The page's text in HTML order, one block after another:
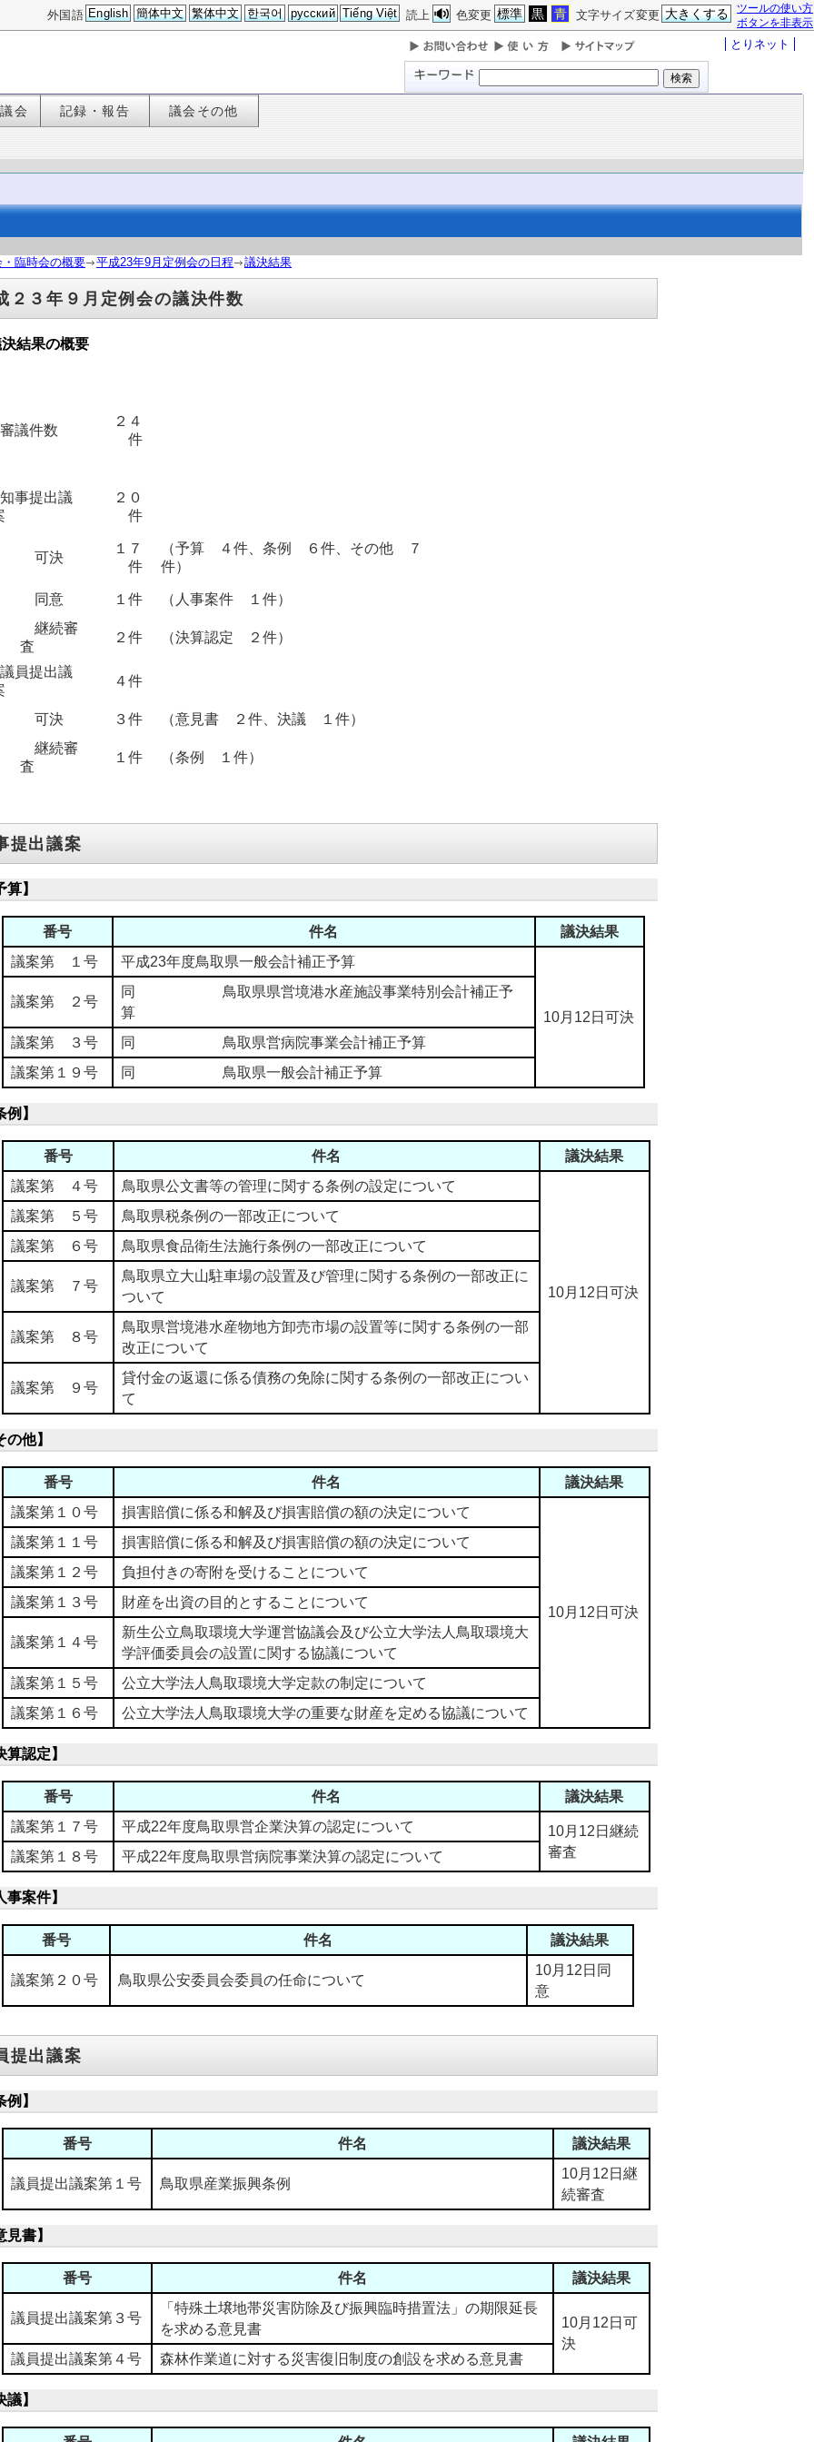
ツールの使い方
ボタンを非表示
文字サイズ変更 大きくする
色変更 標準 黒 青
読上
外国語 English 簡体中文 繁体中文 한국어 русский Tiếng Việt
とりネット
会 記録・報告 議会その他
・臨時会の概要 平成23年9月定例会の日程 議決結果
２３年９月定例会の議決件数
結果の概要
議件数
２４
件
事提出議
２０
件
可決
１７
件
（予算 ４件、条例 ６件、その他 ７
件）
同意 １件
（人事案件 １件）
継続審
査
２件 （決算認定 ２件）
員提出議
４件
可決 ３件
（意見書 ２件、決議 １件）
継続審
査
１件 （条例 １件）
提出議案
算】
番号 件名
議決結果
議案第 １号
平成23年度鳥取県一般会計補正予算
10月12日可決
議案第 ２号
同 鳥取県県営境港水産施設事業特別会計補正予
算
議案第 ３号
同 鳥取県営病院事業会計補正予算
議案第１９号
同 鳥取県一般会計補正予算
例】
番号 件名
議決結果
議案第 ４号
鳥取県公文書等の管理に関する条例の設定について
10月12日可決
議案第 ５号
鳥取県税条例の一部改正について
議案第 ６号
鳥取県食品衛生法施行条例の一部改正について
議案第 ７号
鳥取県立大山駐車場の設置及び管理に関する条例の一部改正に
ついて
議案第 ８号
鳥取県営境港水産物地方卸売市場の設置等に関する条例の一部
改正について
議案第 ９号
貸付金の返還に係る債務の免除に関する条例の一部改正につい
て
の他】
番号 件名
議決結果
議案第１０号
損害賠償に係る和解及び損害賠償の額の決定について
10月12日可決
議案第１１号
損害賠償に係る和解及び損害賠償の額の決定について
議案第１２号
負担付きの寄附を受けることについて
議案第１３号
財産を出資の目的とすることについて
議案第１４号
新生公立鳥取環境大学運営協議会及び公立大学法人鳥取環境大
学評価委員会の設置に関する協議について
議案第１５号
公立大学法人鳥取環境大学定款の制定について
議案第１６号
公立大学法人鳥取環境大学の重要な財産を定める協議について
算認定】
番号 件名
議決結果
議案第１７号
平成22年度鳥取県営企業決算の認定について
10月12日継続
審査
議案第１８号 平成22年度鳥取県営病院事業決算の認定について
事案件】
番号 件名 議決結果
議案第２０号 鳥取県公安委員会委員の任命について
10月12日同
意
提出議案
例】
番号 件名 議決結果
議員提出議案第１号 鳥取県産業振興条例
10月12日継
続審査
見書】
番号 件名 議決結果
議員提出議案第３号
「特殊土壌地帯災害防除及び振興臨時措置法」の期限延長
を求める意見書
10月12日可
決
議員提出議案第４号
森林作業道に対する災害復旧制度の創設を求める意見書
議】